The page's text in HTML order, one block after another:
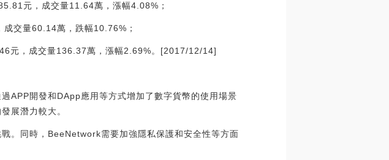
元，成交量11.64萬，漲幅4.08%；
交量60.14萬，跌幅10.76%；
元，成交量136.37萬，漲幅2.69%。[2017/12/14]
APP開發和DApp應用等方式增加了數字貨幣的使用場景
展潛力較大。
。同時，BeeNetwork需要加強隱私保護和安全性等方面